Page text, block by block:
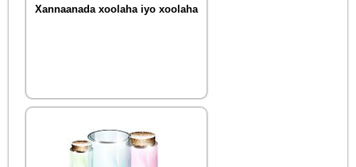
Xannaanada xoolaha iyo xoolaha